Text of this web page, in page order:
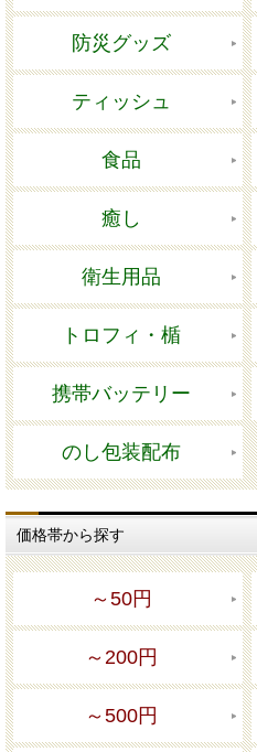
防災グッズ
ティッシュ
食品
癒し
衛生用品
トロフィ・楯
携帯バッテリー
のし包装配布
価格帯から探す
～50円
～200円
～500円